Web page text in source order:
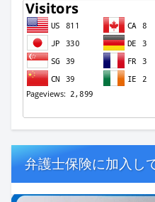
弁護士保険に加入し